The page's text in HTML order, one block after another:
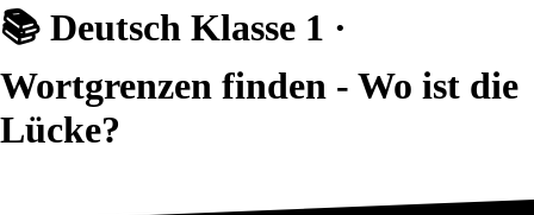
📚 Deutsch Klasse 1 ·
Wortgrenzen finden - Wo ist die
Lücke?